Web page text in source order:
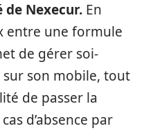
Nexecur. En
entre une formule
de gérer soi-
sur son mobile, tout
de passer la
d’absence par